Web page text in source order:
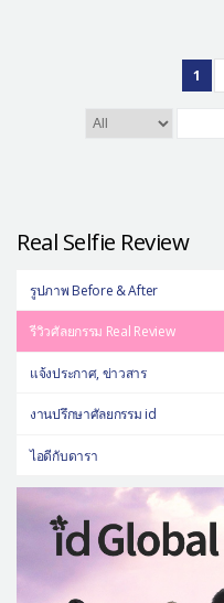
1
Real Selfie Review
รูปภาพ Before & After
รีวิวศัลยกรรม Real Review
แจ้งประกาศ, ข่าวสาร
งานปรึกษาศัลยกรรม id
ไอดีกับดารา